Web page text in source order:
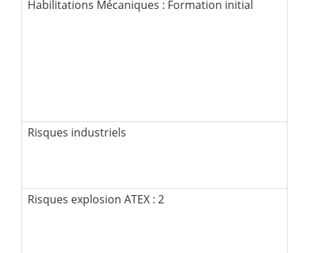
Habilitations Mécaniques : Formation initial
Risques industriels